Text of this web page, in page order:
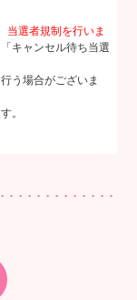
選者規制を行いま
キャンセル待ち当選
う場合がございま
。